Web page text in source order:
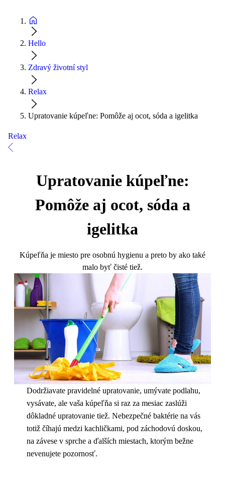
Hello
Zdravý životní styl
Relax
Upratovanie kúpeľne: Pomôže aj ocot, sóda a igelitka
Relax
Upratovanie kúpeľne:
Pomôže aj ocot, sóda a
igelitka
Kúpeľňa je miesto pre osobnú hygienu a preto by ako také
malo byť čisté tiež.
Dodržiavate pravidelné upratovanie, umývate podlahu,
vysávate, ale vaša kúpeľňa si raz za mesiac zaslúži
dôkladné upratovanie tiež. Nebezpečné baktérie na vás
totiž číhajú medzi kachličkami, pod záchodovú doskou,
na závese v sprche a ďalších miestach, ktorým bežne
nevenujete pozornosť.